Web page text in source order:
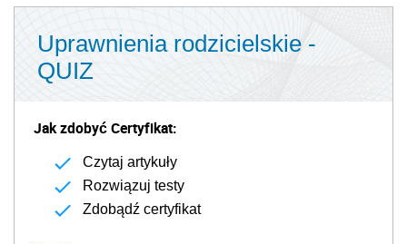
Uprawnienia rodzicielskie -
QUIZ
Jak zdobyć Certyfikat:
Czytaj artykuły
Rozwiązuj testy
Zdobądź certyfikat